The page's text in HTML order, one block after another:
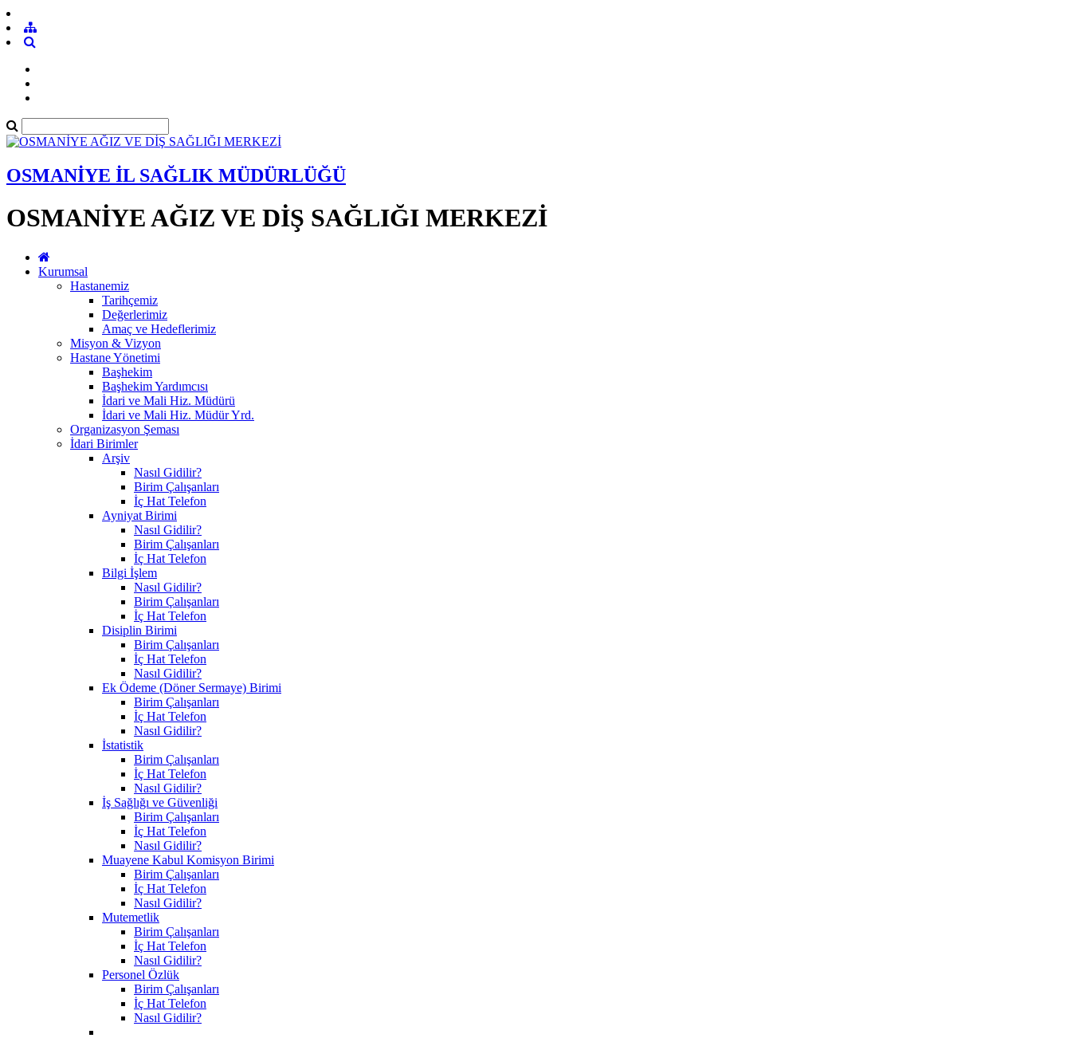
OSMANİYE İL SAĞLIK MÜDÜRLÜĞÜ
OSMANİYE AĞIZ VE DİŞ SAĞLIĞI MERKEZİ
Kurumsal
Hastanemiz
Tarihçemiz
Değerlerimiz
Amaç ve Hedeflerimiz
Misyon & Vizyon
Hastane Yönetimi
Başhekim
Başhekim Yardımcısı
İdari ve Mali Hiz. Müdürü
İdari ve Mali Hiz. Müdür Yrd.
Organizasyon Şeması
İdari Birimler
Arşiv
Nasıl Gidilir?
Birim Çalışanları
İç Hat Telefon
Ayniyat Birimi
Nasıl Gidilir?
Birim Çalışanları
İç Hat Telefon
Bilgi İşlem
Nasıl Gidilir?
Birim Çalışanları
İç Hat Telefon
Disiplin Birimi
Birim Çalışanları
İç Hat Telefon
Nasıl Gidilir?
Ek Ödeme (Döner Sermaye) Birimi
Birim Çalışanları
İç Hat Telefon
Nasıl Gidilir?
İstatistik
Birim Çalışanları
İç Hat Telefon
Nasıl Gidilir?
İş Sağlığı ve Güvenliği
Birim Çalışanları
İç Hat Telefon
Nasıl Gidilir?
Muayene Kabul Komisyon Birimi
Birim Çalışanları
İç Hat Telefon
Nasıl Gidilir?
Mutemetlik
Birim Çalışanları
İç Hat Telefon
Nasıl Gidilir?
Personel Özlük
Birim Çalışanları
İç Hat Telefon
Nasıl Gidilir?